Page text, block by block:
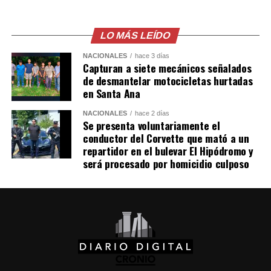
LO MÁS LEÍDO
NACIONALES hace 3 días
Capturan a siete mecánicos señalados
de desmantelar motocicletas hurtadas
en Santa Ana
NACIONALES hace 2 días
Se presenta voluntariamente el
conductor del Corvette que mató a un
repartidor en el bulevar El Hipódromo y
será procesado por homicidio culposo